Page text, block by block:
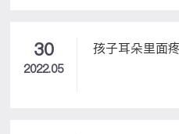
学科的进步与创
30
2022.05
孩子耳朵里面